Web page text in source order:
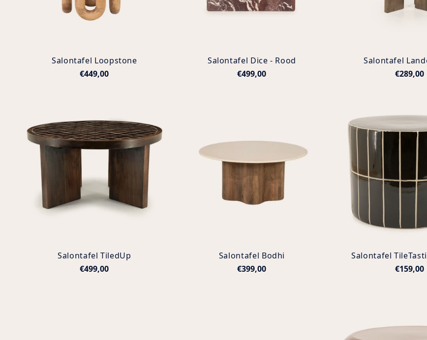
Salontafel Loopstone
€449,00
Salontafel Dice - Rood
€499,00
Salontafel
€289,00
Salontafel TiledUp
€499,00
Salontafel Bodhi
€399,00
Salontafel
€159,00